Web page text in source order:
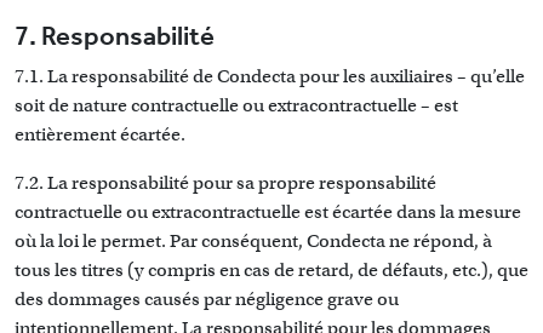
7. Responsabilité
7.1. La responsabilité de Condecta pour les auxiliaires – qu’elle
soit de nature contractuelle ou extracontractuelle – est
entièrement écartée.
7.2. La responsabilité pour sa propre responsabilité
contractuelle ou extracontractuelle est écartée dans la mesure
où la loi le permet. Par conséquent, Condecta ne répond, à
tous les titres (y compris en cas de retard, de défauts, etc.), que
des dommages causés par négligence grave ou
intentionnellement. La responsabilité pour les dommages